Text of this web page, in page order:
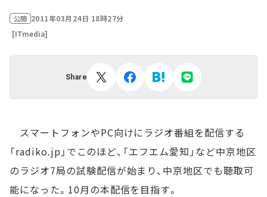
公開 2011年03月24日 18時27分
[ITmedia]
Share
スマートフォンやPC向けにラジオ番組を配信する
「radiko.jp」でこのほど、「エフエム愛知」など中京地区
のラジオ7局の試験配信が始まり、中京地区でも聴取可
能になった。10月の本配信を目指す。